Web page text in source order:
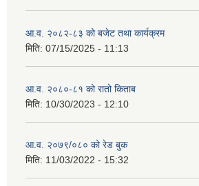
आ.व. २०८२-८३ को बजेट तथा कार्यक्रम
मिति: 07/15/2025 - 11:13
आ.व. २०८०-८१ को रातो किताब
मिति: 10/30/2023 - 12:10
आ.व. २०७९/०८० को रेड बुक
मिति: 11/03/2022 - 15:32